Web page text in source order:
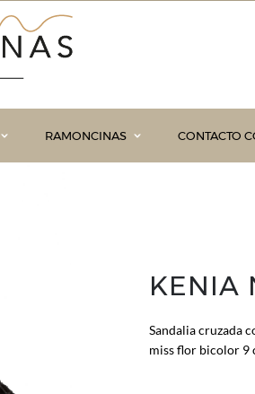
RAMONCINAS CONTACTO
KENIA
Sandalia cruzada
miss flor bicolor 9